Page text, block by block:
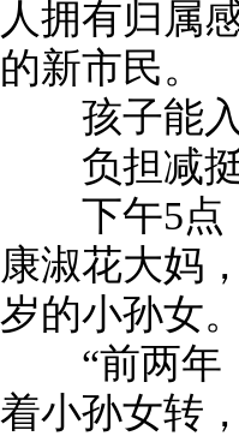
人拥有归属
的新市民。
孩子能
负担减
下午5点，
康淑花大妈
岁的小孙女。
“前两年，
着小孙女转